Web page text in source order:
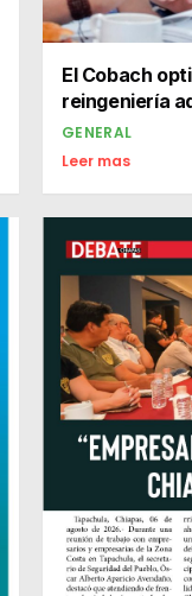
El Cobach
reingeniería
GENERAL
Leer mas